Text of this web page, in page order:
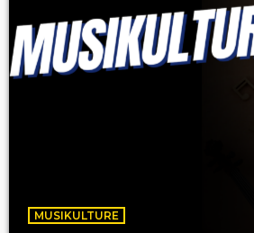
MUSIKULTURE